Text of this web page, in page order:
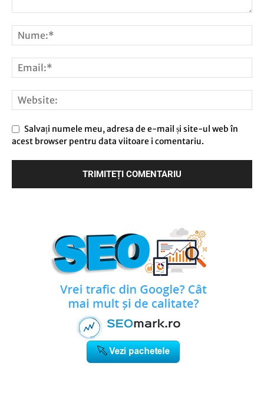
Salvați numele meu, adresa de e-mail și site-ul web în
acest browser pentru data viitoare i comentariu.